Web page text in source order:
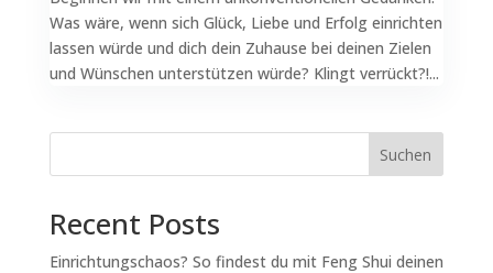
Was wäre, wenn sich Glück, Liebe und Erfolg einrichten
lassen würde und dich dein Zuhause bei deinen Zielen
und Wünschen unterstützen würde? Klingt verrückt?!...
Suchen
Recent Posts
Einrichtungschaos? So findest du mit Feng Shui deinen